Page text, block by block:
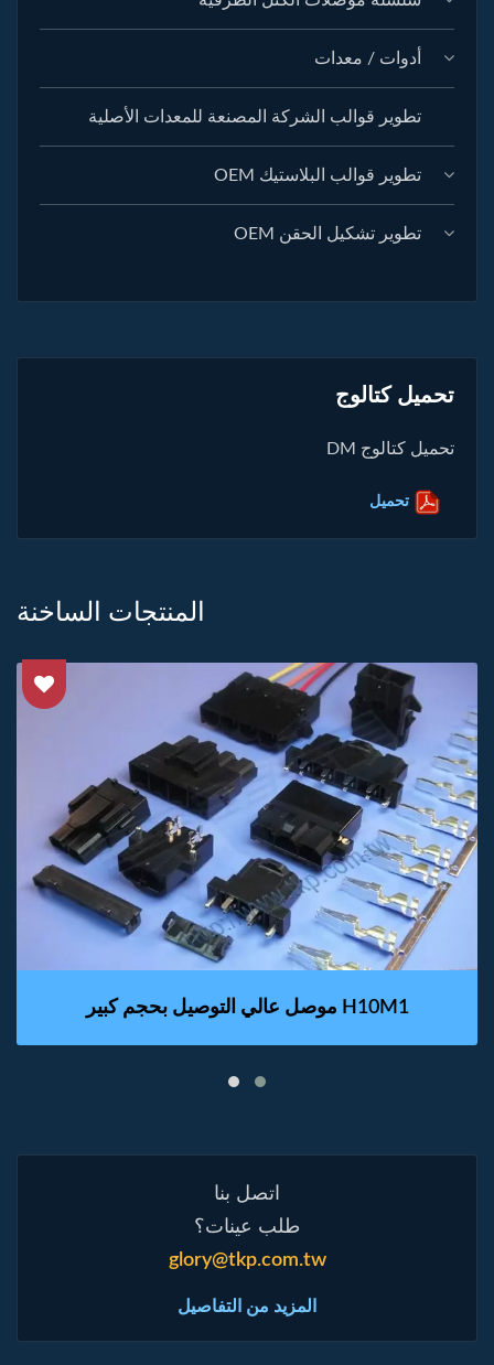
أدوات / معدات
تطوير قوالب الشركة المصنعة للمعدات الأصلية
تطوير قوالب البلاستيك OEM
تطوير تشكيل الحقن OEM
تحميل كتالوج
تحميل كتالوج DM
تحميل
المنتجات الساخنة
موصل عالي التوصيل بحجم كبير H10M1
اتصل بنا
طلب عينات؟
glory@tkp.com.tw
المزيد من التفاصيل